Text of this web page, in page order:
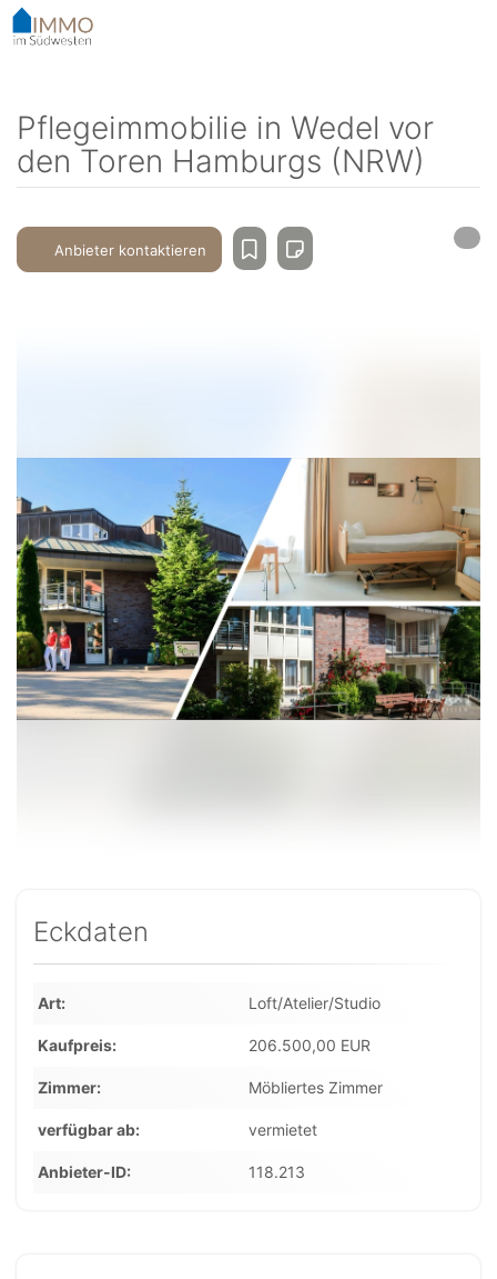
Accessibility-
Modus
Navigation
zum
Inhalt
Pflegeimmobilie in Wedel vor
den Toren Hamburgs (NRW)
Anbieter kontaktieren
Eckdaten
Art Loft/Atelier/Studio
Kaufpreis 206.500,00 EUR
Zimmer Möbliertes Zimmer
verfügbar ab vermietet
Anbieter-ID 118.213